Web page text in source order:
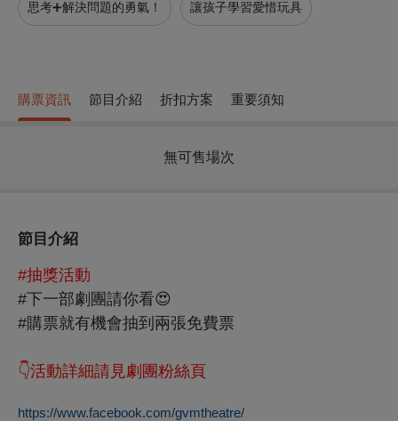
思考➕解決問題的勇氣！ 讓孩子學習愛惜玩具
購票資訊 節目介紹 折扣方案 重要須知
無可售場次
節目介紹
#抽獎活動
#下一部劇團請你看😍
#購票就有機會抽到兩張免費票
👇活動詳細請見劇團粉絲頁
https://www.facebook.com/gvmtheatre/